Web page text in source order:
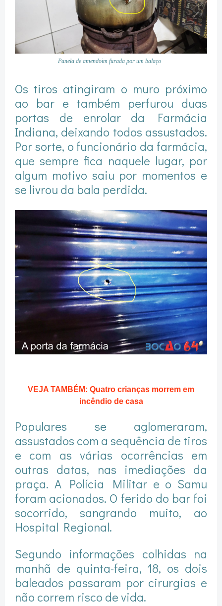
Panela de amendoim furada por um balaço
Os tiros atingiram o muro próximo
ao bar e também perfurou duas
portas de enrolar da Farmácia
Indiana, deixando todos assustados.
Por sorte, o funcionário da farmácia,
que sempre fica naquele lugar, por
algum motivo saiu por momentos e
se livrou da bala perdida.
VEJA TAMBÉM: Quatro crianças morrem em
incêndio de casa
Populares se aglomeraram,
assustados com a sequência de tiros
e com as várias ocorrências em
outras datas, nas imediações da
praça. A Polícia Militar e o Samu
foram acionados. O ferido do bar foi
socorrido, sangrando muito, ao
Hospital Regional.
Segundo informações colhidas na
manhã de quinta-feira, 18, os dois
baleados passaram por cirurgias e
não correm risco de vida.